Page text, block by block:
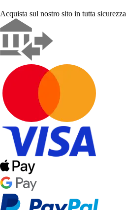
Acquista sul nostro sito in tutta sicurezza